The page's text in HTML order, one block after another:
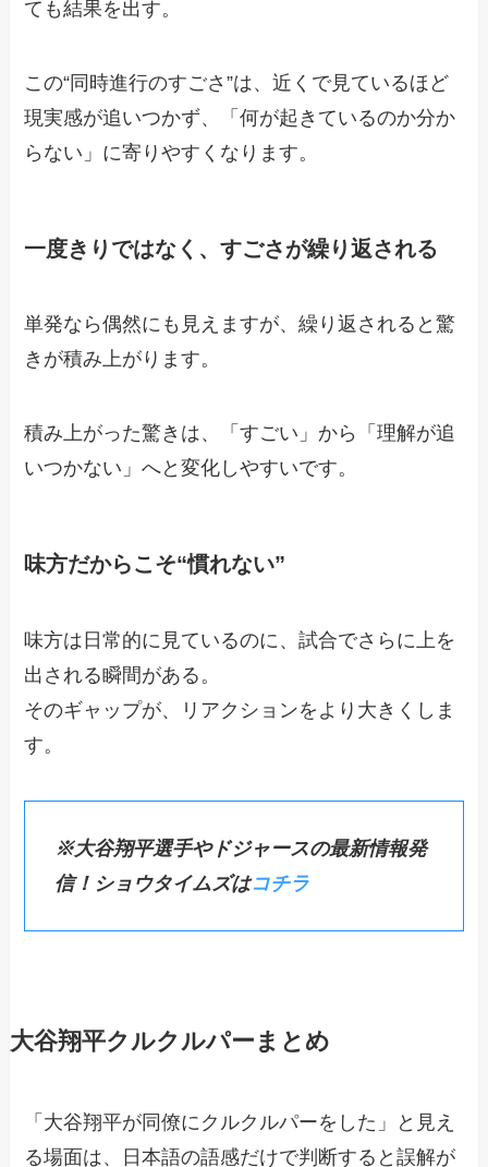
ても結果を出す。
この“同時進行のすごさ”は、近くで見ているほど
現実感が追いつかず、「何が起きているのか分か
らない」に寄りやすくなります。
一度きりではなく、すごさが繰り返される
単発なら偶然にも見えますが、繰り返されると驚
きが積み上がります。
積み上がった驚きは、「すごい」から「理解が追
いつかない」へと変化しやすいです。
味方だからこそ“慣れない”
味方は日常的に見ているのに、試合でさらに上を
出される瞬間がある。
そのギャップが、リアクションをより大きくしま
す。
※大谷翔平選手やドジャースの最新情報発
信！ショウタイムズはコチラ
大谷翔平クルクルパーまとめ
「大谷翔平が同僚にクルクルパーをした」と見え
る場面は、日本語の語感だけで判断すると誤解が